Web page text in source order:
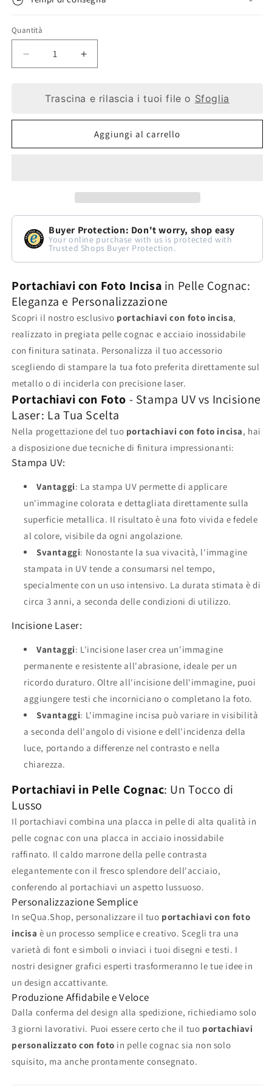
Quantità
Portachiavi
in
Pelle
per
Portachiavi
Personalizzato
in
Pelle
Cognac
Trascina e rilascia i tuoi file o Sfoglia
Aggiungi al carrello
Buyer Protection: Don't worry, shop easy
Your online purchase with us is protected with
Trusted Shops Buyer Protection.
Portachiavi con Foto Incisa in Pelle Cognac:
Eleganza e Personalizzazione
Scopri il nostro esclusivo portachiavi con foto incisa,
realizzato in pregiata pelle cognac e acciaio inossidabile
con finitura satinata. Personalizza il tuo accessorio
scegliendo di stampare la tua foto preferita direttamente sul
metallo o di inciderla con precisione laser.
Portachiavi con Foto - Stampa UV vs Incisione
Laser: La Tua Scelta
Nella progettazione del tuo portachiavi con foto incisa, hai
a disposizione due tecniche di finitura impressionanti:
Stampa UV:
Vantaggi: La stampa UV permette di applicare
un'immagine colorata e dettagliata direttamente sulla
superficie metallica. Il risultato è una foto vivida e fedele
al colore, visibile da ogni angolazione.
Svantaggi: Nonostante la sua vivacità, l'immagine
stampata in UV tende a consumarsi nel tempo,
specialmente con un uso intensivo. La durata stimata è di
circa 3 anni, a seconda delle condizioni di utilizzo.
Incisione Laser:
Vantaggi: L'incisione laser crea un'immagine
permanente e resistente all'abrasione, ideale per un
ricordo duraturo. Oltre all'incisione dell'immagine, puoi
aggiungere testi che incorniciano o completano la foto.
Svantaggi: L'immagine incisa può variare in visibilità
a seconda dell'angolo di visione e dell'incidenza della
luce, portando a differenze nel contrasto e nella
chiarezza.
Portachiavi in Pelle Cognac: Un Tocco di
Lusso
Il portachiavi combina una placca in pelle di alta qualità in
pelle cognac con una placca in acciaio inossidabile
raffinato. Il caldo marrone della pelle contrasta
elegantemente con il fresco splendore dell'acciaio,
conferendo al portachiavi un aspetto lussuoso.
Personalizzazione Semplice
In seQua.Shop, personalizzare il tuo portachiavi con foto
incisa è un processo semplice e creativo. Scegli tra una
varietà di font e simboli o inviaci i tuoi disegni e testi. I
nostri designer grafici esperti trasformeranno le tue idee in
un design accattivante.
Produzione Affidabile e Veloce
Dalla conferma del design alla spedizione, richiediamo solo
3 giorni lavorativi. Puoi essere certo che il tuo portachiavi
personalizzato con foto in pelle cognac sia non solo
squisito, ma anche prontamente consegnato.